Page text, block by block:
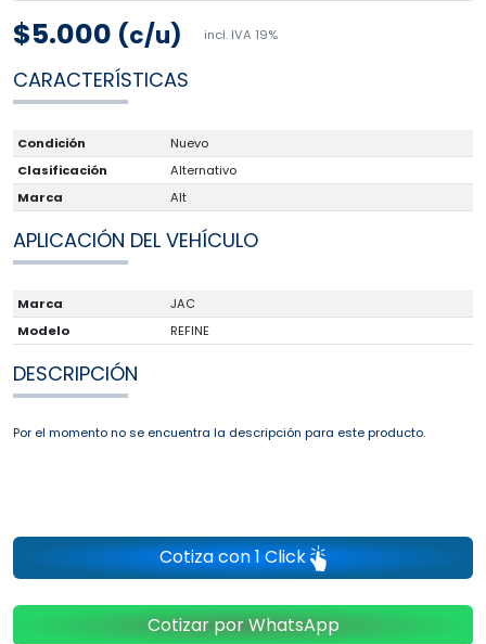
$5.000 (c/u) incl. IVA 19%
CARACTERÍSTICAS
Condición
Nuevo
Clasificación
Alternativo
Marca
Alt
APLICACIÓN DEL VEHÍCULO
Marca
JAC
Modelo
REFINE
DESCRIPCIÓN
Por el momento no se encuentra la descripción para este producto.
Cotiza con 1 Click
Cotizar por WhatsApp